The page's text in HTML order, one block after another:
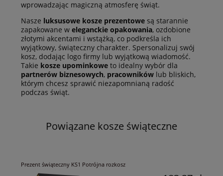
wprowadzając magiczną atmosferę świąt.
Nasze luksusowe kosze prezentowe są starannie
zapakowane w eleganckie opakowania, ozdobione
złotymi akcentami i wstążką, co podkreśla ich
wyjątkowy, świąteczny charakter. Spersonalizuj swój
kosz, dodając logo firmy lub wyjątkową wiadomość.
Takie kosze upominkowe to idealny wybór dla
partnerów biznesowych, pracowników lub bliskich,
którym chcesz sprawić niezapomnianą radość
podczas świąt.
Powiązane kosze świąteczne
Prezent świąteczny KS1 Potrójna rozkosz